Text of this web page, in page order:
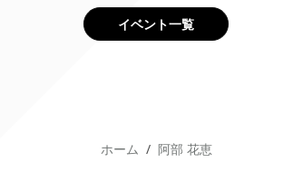
イベント一覧
ホーム 阿部 花恵